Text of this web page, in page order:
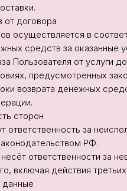
от договора
осуществляется в
средств за оказанные
Пользователя от услуги
предусмотренных
возврата денежных
сторон
ответственность за
РФ.
ответственности за
включая действия
данные